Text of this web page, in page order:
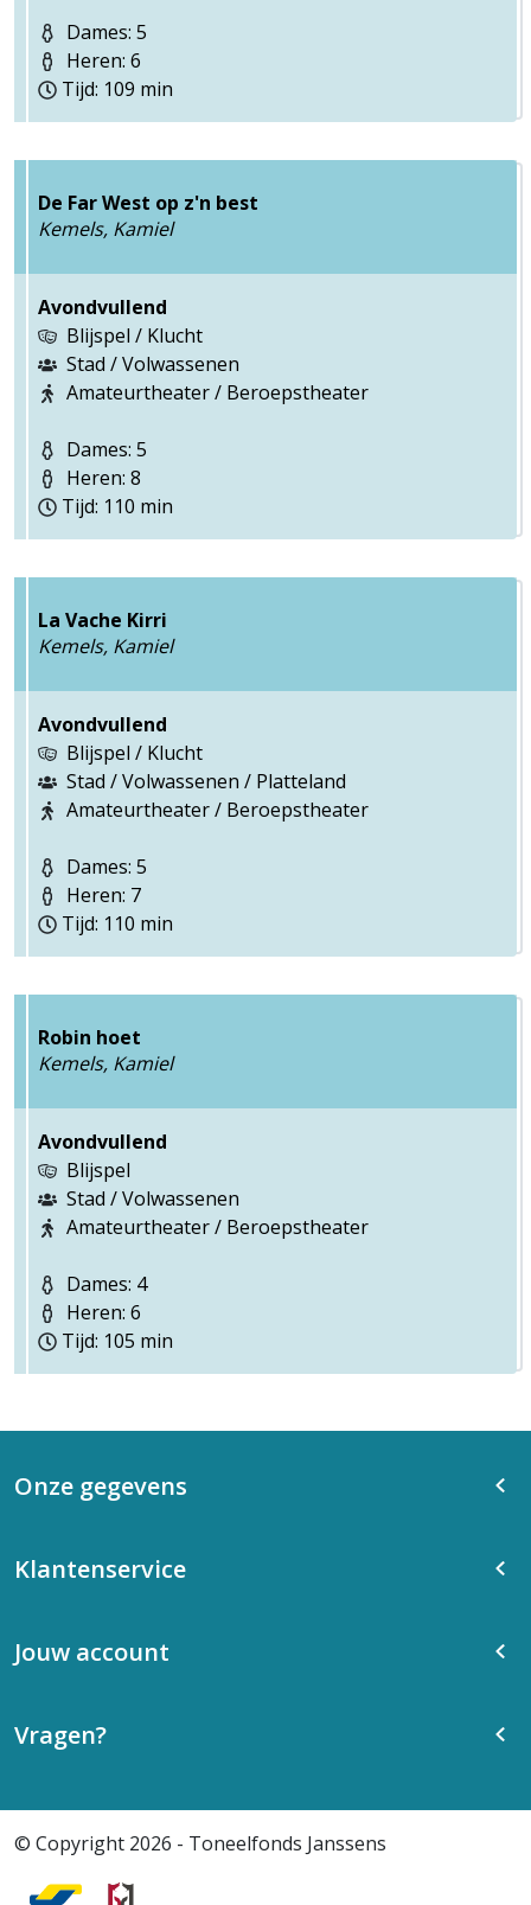
Dames: 5
Heren: 6
Tijd: 109 min
De Far West op z'n best
Kemels, Kamiel
Avondvullend
Blijspel / Klucht
Stad / Volwassenen
Amateurtheater / Beroepstheater
Dames: 5
Heren: 8
Tijd: 110 min
La Vache Kirri
Kemels, Kamiel
Avondvullend
Blijspel / Klucht
Stad / Volwassenen / Platteland
Amateurtheater / Beroepstheater
Dames: 5
Heren: 7
Tijd: 110 min
Robin hoet
Kemels, Kamiel
Avondvullend
Blijspel
Stad / Volwassenen
Amateurtheater / Beroepstheater
Dames: 4
Heren: 6
Tijd: 105 min
Onze gegevens
Klantenservice
Jouw account
Vragen?
© Copyright 2026 - Toneelfonds Janssens